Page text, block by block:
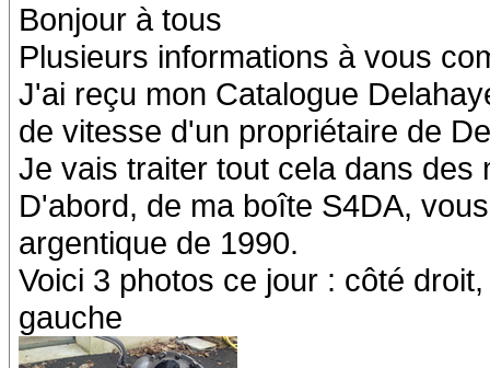
Bonjour à tous
Plusieurs informations à vous
J'ai reçu mon Catalogue
de vitesse d'un propriétaire de
Je vais traiter tout cela dans des
D'abord, de ma boîte S4DA,
argentique de 1990.
Voici 3 photos ce jour : côté
gauche